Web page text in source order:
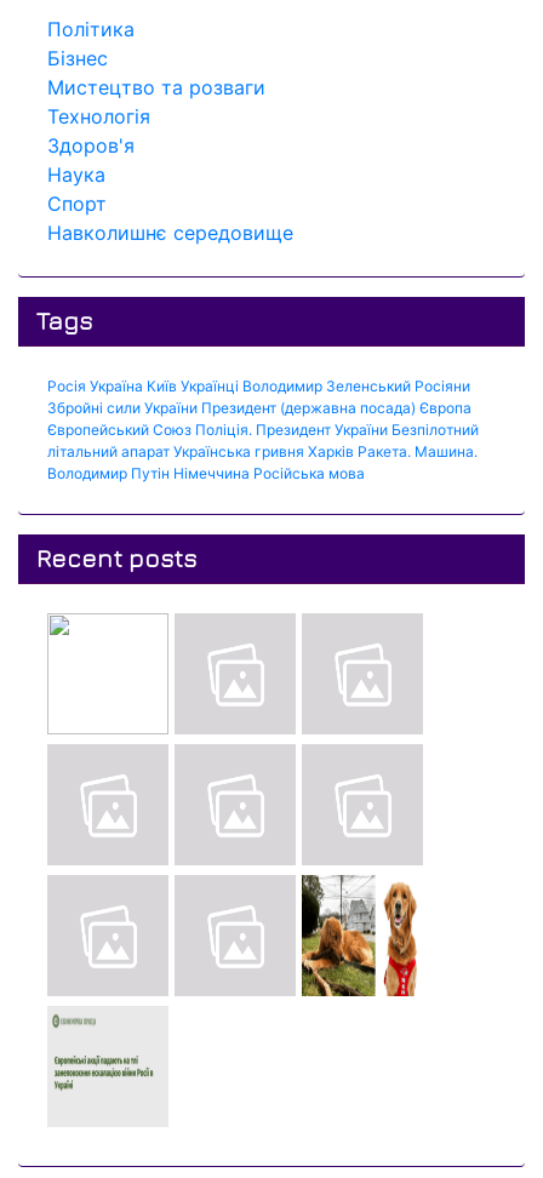
Політика
Бізнес
Мистецтво та розваги
Технологія
Здоров'я
Наука
Спорт
Навколишнє середовище
Tags
Росія Україна Київ Українці Володимир Зеленський Росіяни
Збройні сили України Президент (державна посада) Європа
Європейський Союз Поліція. Президент України Безпілотний
літальний апарат Українська гривня Харків Ракета. Машина.
Володимир Путін Німеччина Російська мова
Recent posts